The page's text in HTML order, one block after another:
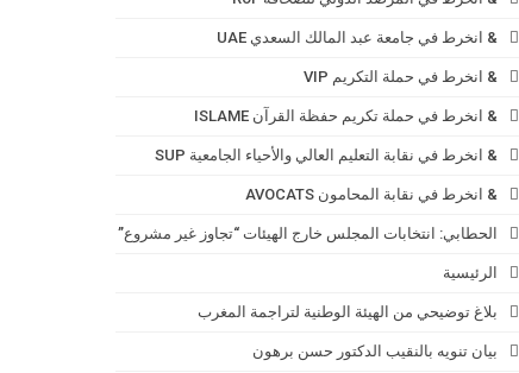
& انخرط في جامعة عبد المالك السعدي UAE
& انخرط في حملة التكريم VIP
& انخرط في حملة تكريم حفظة القرآن ISLAME
& انخرط في نقابة التعليم العالي والأحياء الجامعية SUP
& انخرط في نقابة المحامون AVOCATS
الحطابي: انتخابات المجلس خارج الهيئات “تجاوز غير مشروع”
الرئيسية
بلاغ توضيحي من الهيئة الوطنية لتراجمة المغرب
بيان تنويه بالنقيب الدكتور حسن برهون